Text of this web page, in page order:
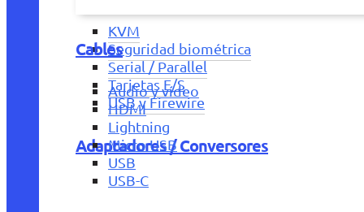
KVM
Seguridad biométrica
Serial / Parallel
Tarjetas E/S
USB y Firewire
Adaptadores / Conversores
Cables
Audio y vídeo
HDMI
Lightning
Micro USB
USB
USB-C